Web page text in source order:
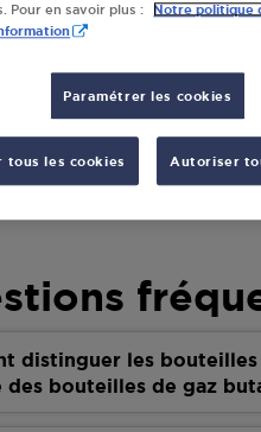
LA CAUNIERE
S'Y RENDRE
distinguer les bouteilles
des bouteilles de gaz
Pour en savoir plus :
Notre politique
Paramétrer les cookies
tous les cookies Autoriser